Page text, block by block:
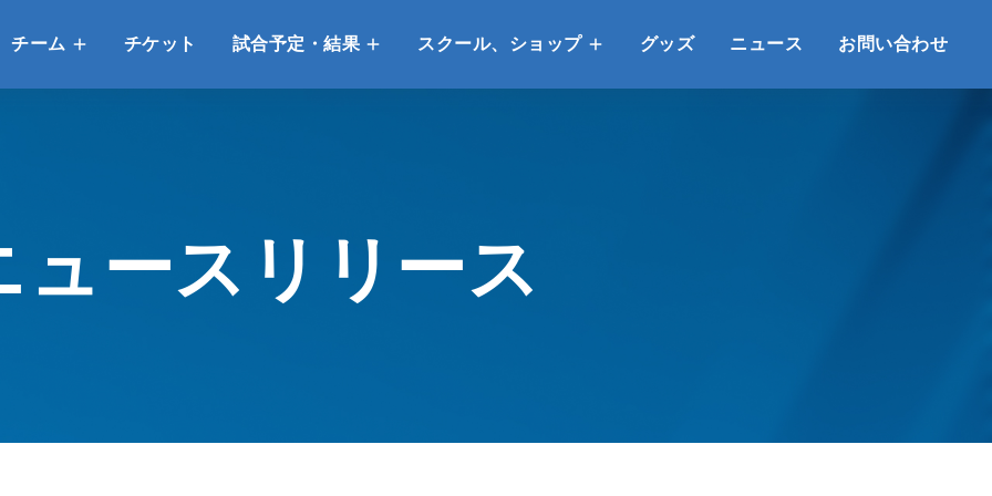
チーム チケット 試合予定・結果 スクール、ショップ グッズ ニュース お問い合わせ
ュースリリース